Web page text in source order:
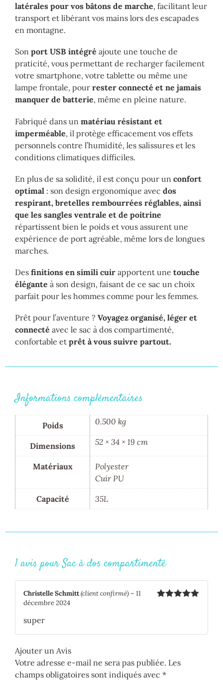
latérales pour vos bâtons de marche, facilitant leur
transport et libérant vos mains lors des escapades
en montagne.
Son port USB intégré ajoute une touche de
praticité, vous permettant de recharger facilement
votre smartphone, votre tablette ou même une
lampe frontale, pour rester connecté et ne jamais
manquer de batterie, même en pleine nature.
Fabriqué dans un matériau résistant et
imperméable, il protège efficacement vos effets
personnels contre l’humidité, les salissures et les
conditions climatiques difficiles.
En plus de sa solidité, il est conçu pour un confort
optimal : son design ergonomique avec dos
respirant, bretelles rembourrées réglables, ainsi
que les sangles ventrale et de poitrine
répartissent bien le poids et vous assurent une
expérience de port agréable, même lors de longues
marches.
Des finitions en simili cuir apportent une touche
élégante à son design, faisant de ce sac un choix
parfait pour les hommes comme pour les femmes.
Prêt pour l’aventure ? Voyagez organisé, léger et
connecté avec le sac à dos compartimenté,
confortable et prêt à vous suivre partout.
Informations complémentaires
Poids 0.500 kg
Dimensions 52 × 34 × 19 cm
Matériaux
Polyester
Cuir PU
Capacité 35L
1 avis pourSac à dos compartimenté
Christelle Schmitt(client confirmé) – 11
décembre 2024
super
Ajouter un Avis
Votre adresse e-mail ne sera pas publiée. Les
champs obligatoires sont indiqués avec *